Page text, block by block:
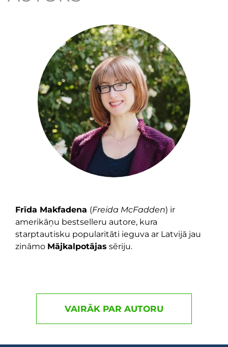
Frīda Makfadena (Freida McFadden) ir
amerikāņu bestselleru autore, kura
starptautisku popularitāti ieguva ar Latvijā jau
zināmo Mājkalpotājas sēriju.
VAIRĀK PAR AUTORU